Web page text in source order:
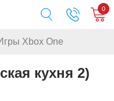
0
Xbox One
кухня 2)